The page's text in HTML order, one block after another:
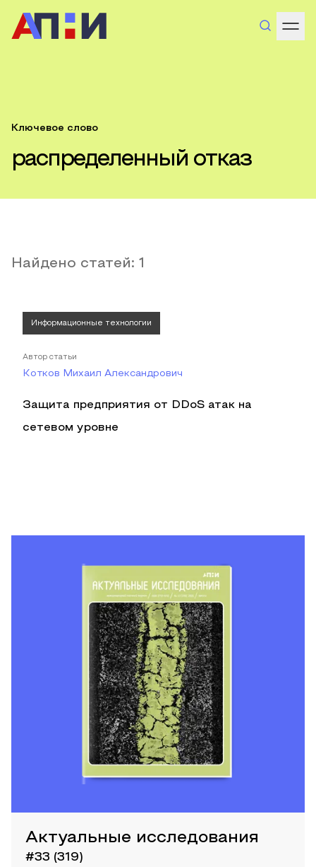
Ключевое слово
распределенный отказ
Найдено статей: 1
Информационные технологии
Автор статьи
Котков Михаил Александрович
Защита предприятия от DDoS атак на
сетевом уровне
Актуальные исследования
#33 (319)